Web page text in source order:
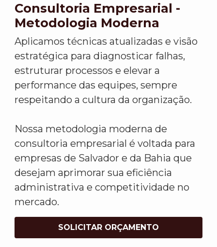
Consultoria Empresarial -
Metodologia Moderna
Aplicamos técnicas atualizadas e visão
estratégica para diagnosticar falhas,
estruturar processos e elevar a
performance das equipes, sempre
respeitando a cultura da organização.
Nossa metodologia moderna de
consultoria empresarial é voltada para
empresas de Salvador e da Bahia que
desejam aprimorar sua eficiência
administrativa e competitividade no
mercado.
SOLICITAR ORÇAMENTO